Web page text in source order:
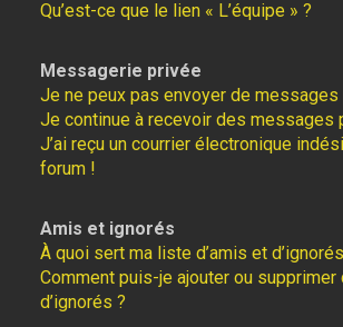
Qu’est-ce que le lien « L’équipe » ?
Messagerie privée
Je ne peux pas envoyer de
Je continue à recevoir des messages
J’ai reçu un courrier électronique
forum !
Amis et ignorés
À quoi sert ma liste d’amis et
Comment puis-je ajouter ou
d’ignorés ?